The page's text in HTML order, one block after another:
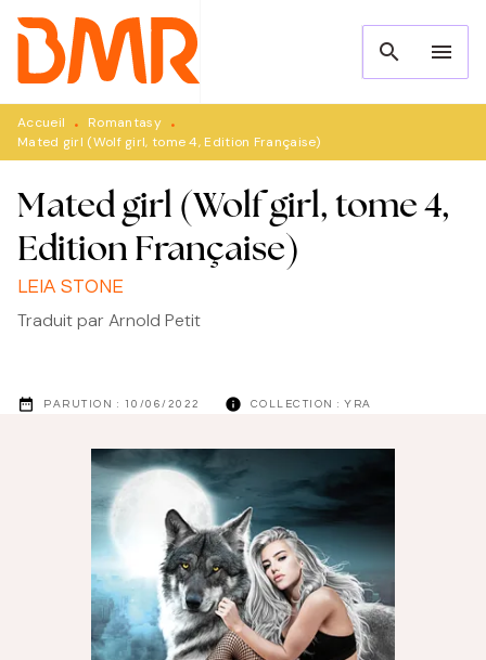
MENU RECHERCHE
PIED DE PAGE
search menu
Accueil • Romantasy •
Mated girl (Wolf girl, tome 4, Edition Française)
Mated girl (Wolf girl, tome 4,
Edition Française)
LEIA STONE
Traduit parArnold Petit
date_range PARUTION : 10/06/2022 info COLLECTION : YRA